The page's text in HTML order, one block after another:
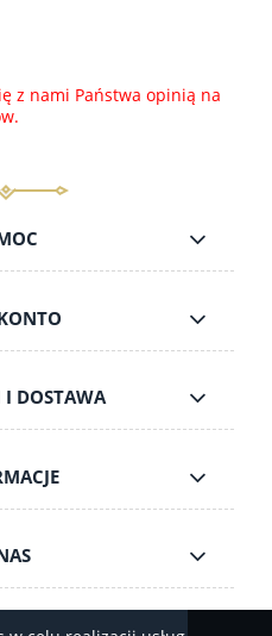
z nami Państwa opinią na
I DOSTAWA